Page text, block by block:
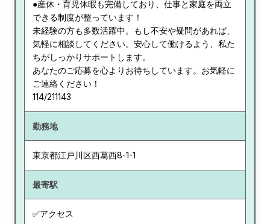
●産休・育児休暇も完備しており、仕事と家庭を両立
できる制度が整っています！
未経験の方も多数活躍中。もし不安や疑問があれば、
気軽に相談してください。安心して働けるよう、私た
ちがしっかりサポートします。
あなたのご応募を心よりお待ちしています。お気軽に
ご連絡ください！
114/211143
勤務地
東京都江戸川区西葛西8-1-1
最寄駅
✅アクセス